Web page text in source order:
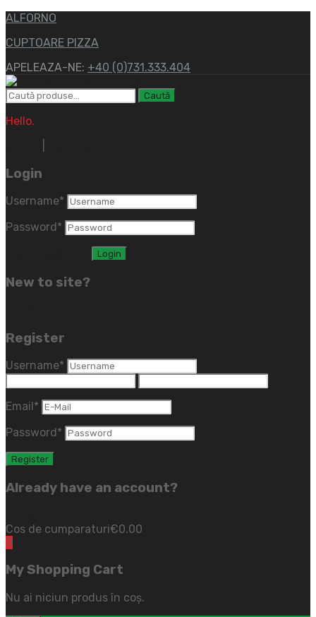
ALFORNO
CUPTOARE PIZZA
APELEAZA-NE: +40 (0)731.333.404
Caută
Hello.
Login
Username*
Password *
New to site?
Register
Username*
Email *
Password *
Already have an account?
Cos de cumparaturi€0.00
0
My Shopping Cart
Nu ai niciun produs în coș.